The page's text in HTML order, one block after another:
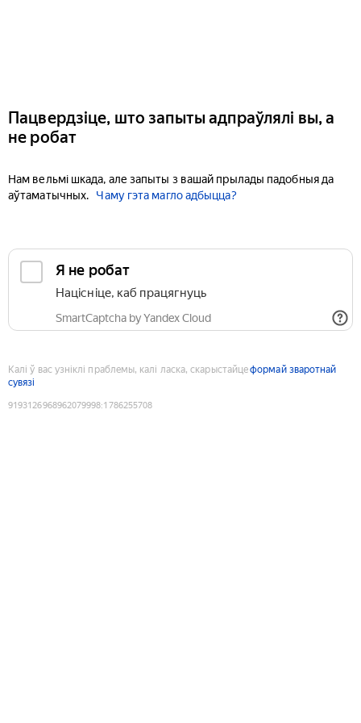
Пацвердзіце, што запыты адпраўлялі вы, а
не робат
Нам вельмі шкада, але запыты з вашай прылады падобныя да
аўтаматычных.
Чаму гэта магло адбыцца?
Я не робат
Націсніце, каб працягнуць
SmartCaptcha by Yandex Cloud
Калі ў вас узніклі праблемы, калі ласка, скарыстайцеформай зваротнай
сувязі
9193126968962079998:1786255708